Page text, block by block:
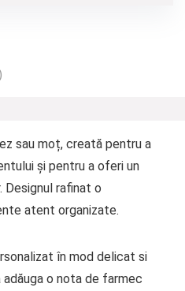
sau moț, creată pentru a
și pentru a oferi un
rafinat o
atent organizate.
în mod delicat si
o nota de farmec